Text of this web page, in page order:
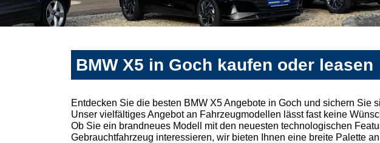
BMW X5 in Goch kaufen oder leasen
Entdecken Sie die besten BMW X5 Angebote in Goch und sichern Sie
Unser vielfältiges Angebot an Fahrzeugmodellen lässt fast keine
Ob Sie ein brandneues Modell mit den neuesten technologischen
Gebrauchtfahrzeug interessieren, wir bieten Ihnen eine breite Palette